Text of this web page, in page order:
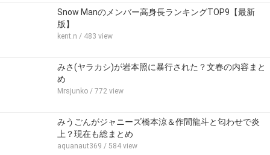
Snow Manのメンバー高身長ランキングTOP9【最新
版】
kent.n / 483 view
みさ(ヤラカシ)が岩本照に暴行された？文春の内容まと
め
Mrsjunko / 772 view
みうごんがジャニーズ橋本涼＆作間龍斗と匂わせで炎
上？現在も総まとめ
aquanaut369 / 584 view